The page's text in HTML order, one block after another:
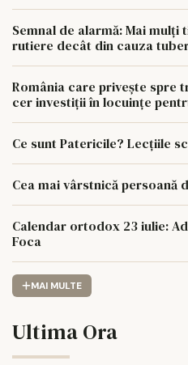
Semnal de alarmă: Mai
rutiere decât din cauza
România care privește spre
cer investiții în locuințe
Ce sunt Patericile? Lecțiile
Cea mai vârstnică persoană
Calendar ortodox 23 iulie:
Foca
MAI MULTE
Ultima Ora